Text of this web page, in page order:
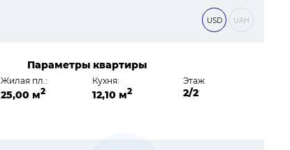
USD UAH
Параметры квартиры
Жилая пл.:
25,00 м2
Кухня:
12,10 м2
Этаж
2/2